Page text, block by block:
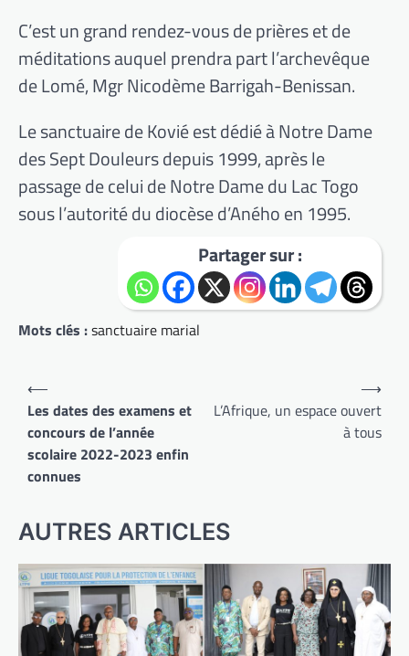
C’est un grand rendez-vous de prières et de
méditations auquel prendra part l’archevêque
de Lomé, Mgr Nicodème Barrigah-Benissan.
Le sanctuaire de Kovié est dédié à Notre Dame
des Sept Douleurs depuis 1999, après le
passage de celui de Notre Dame du Lac Togo
sous l’autorité du diocèse d’Aného en 1995.
Partager sur :
Mots clés :sanctuaire marial
Navigation
de
l’article
⟵
Les dates des examens et
concours de l’année
scolaire 2022-2023 enfin
connues
L’Afrique, un espace ouvert
à tous
⟶
AUTRES ARTICLES